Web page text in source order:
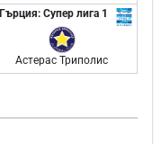
Гърция: Супер лига 1
Астерас Триполис